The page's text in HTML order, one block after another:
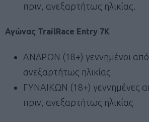
πριν, ανεξαρτήτως ηλικίας.
Αγώνας TrailRace Entry 7Κ
ΑΝΔΡΩΝ (18+) γεννημένοι από
ανεξαρτήτως ηλικίας
ΓΥΝΑΙΚΩΝ (18+) γεννημένες
πριν, ανεξαρτήτως ηλικίας